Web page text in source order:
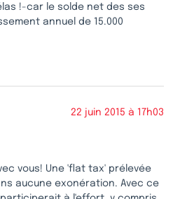
!-car le solde net des ses
annuel de 15.000
22 juin 2015 à 17h03
vous! Une 'flat tax' prélevée
aucune exonération. Avec ce